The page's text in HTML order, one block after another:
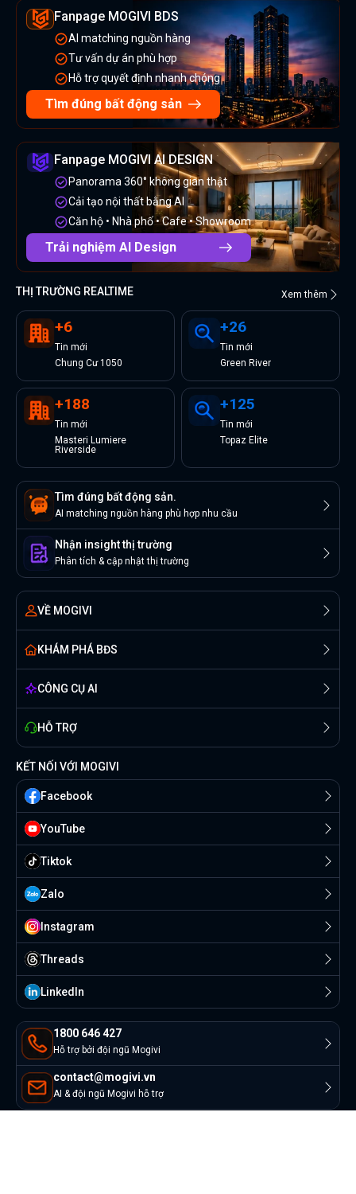
Fanpage MOGIVI BDS
AI matching nguồn hàng
Tư vấn dự án phù hợp
Hỗ trợ quyết định nhanh chóng
Tìm đúng bất động sản
Fanpage MOGIVI AI DESIGN
Panorama 360° không gian thật
Cải tạo nội thất bằng AI
Căn hộ • Nhà phố • Cafe • Showroom
Trải nghiệm AI Design
THỊ TRƯỜNG REALTIME Xem thêm
+6
Tin mới
Chung Cư 1050
+26
Tin mới
Green River
+188
Tin mới
Masteri Lumiere
Riverside
+125
Tin mới
Topaz Elite
Tìm đúng bất động sản.
AI matching nguồn hàng phù hợp nhu cầu
Nhận insight thị trường
Phân tích & cập nhật thị trường
VỀ MOGIVI
KHÁM PHÁ BĐS
CÔNG CỤ AI
HỖ TRỢ
1800 646 427
Hỗ trợ bởi đội ngũ Mogivi
contact@mogivi.vn
AI & đội ngũ Mogivi hỗ trợ
KẾT NỐI VỚI MOGIVI
Facebook
YouTube
Tiktok
Zalo
Instagram
Threads
Linkedln